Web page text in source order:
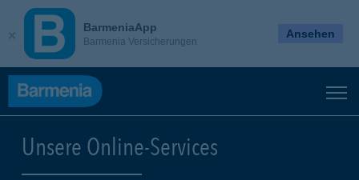
Unsere Online-Services
BarmeniaApp
Barmenia Versicherungen
Ansehen